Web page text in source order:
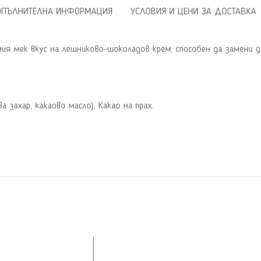
ИНФОРМАЦИЯ УСЛОВИЯ И ЦЕНИ ЗА ДОСТАВКА
мек вкус на лешниково-шоколадов крем, способен да замени
какаово масло), Какао на прах.